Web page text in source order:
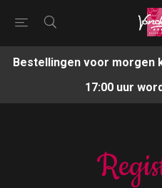
Bestellingen voor morgen
17:00 uur